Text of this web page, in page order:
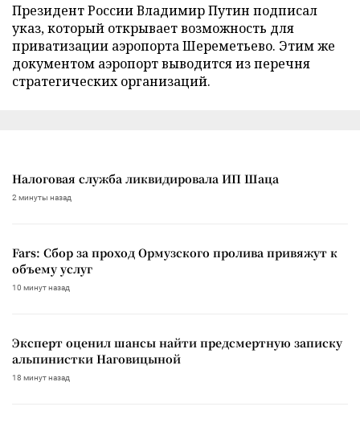
Президент России Владимир Путин подписал
указ, который открывает возможность для
приватизации аэропорта Шереметьево. Этим же
документом аэропорт выводится из перечня
стратегических организаций.
Налоговая служба ликвидировала ИП Шаца
2 минуты назад
Fars: Сбор за проход Ормузского пролива привяжут к
объему услуг
10 минут назад
Эксперт оценил шансы найти предсмертную записку
альпинистки Наговицыной
18 минут назад